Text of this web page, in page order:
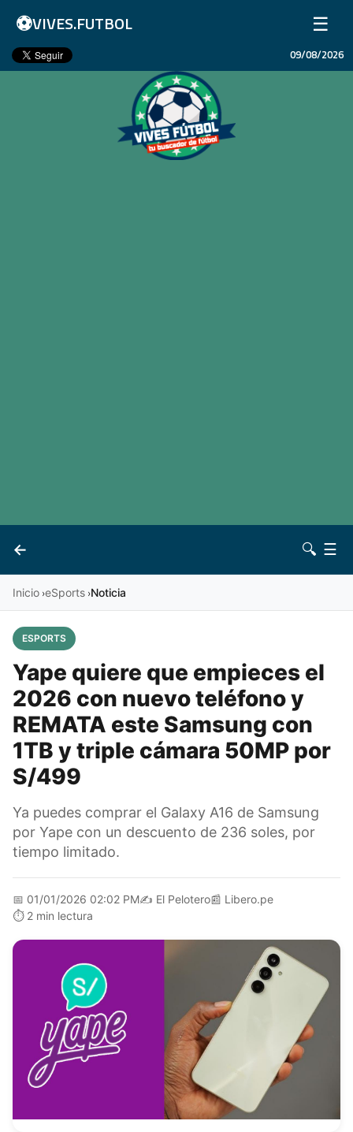
⚽VIVES.FUTBOL ☰
Inicio
09/08/2026
←
Vives 🔍 ☰
Inicio ›eSports ›Noticia
ESPORTS
Yape quiere que empieces el
2026 con nuevo teléfono y
REMATA este Samsung con
1TB y triple cámara 50MP por
S/499
Ya puedes comprar el Galaxy A16 de Samsung
por Yape con un descuento de 236 soles, por
tiempo limitado.
📅 01/01/2026 02:02 PM✍️ El Pelotero📰 Libero.pe
⏱️ 2 min lectura